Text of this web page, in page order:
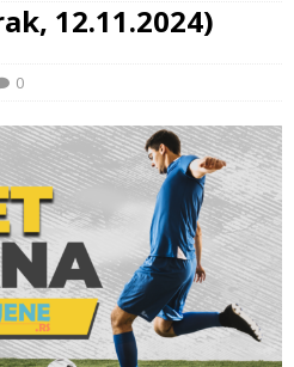
12.11.2024)
0